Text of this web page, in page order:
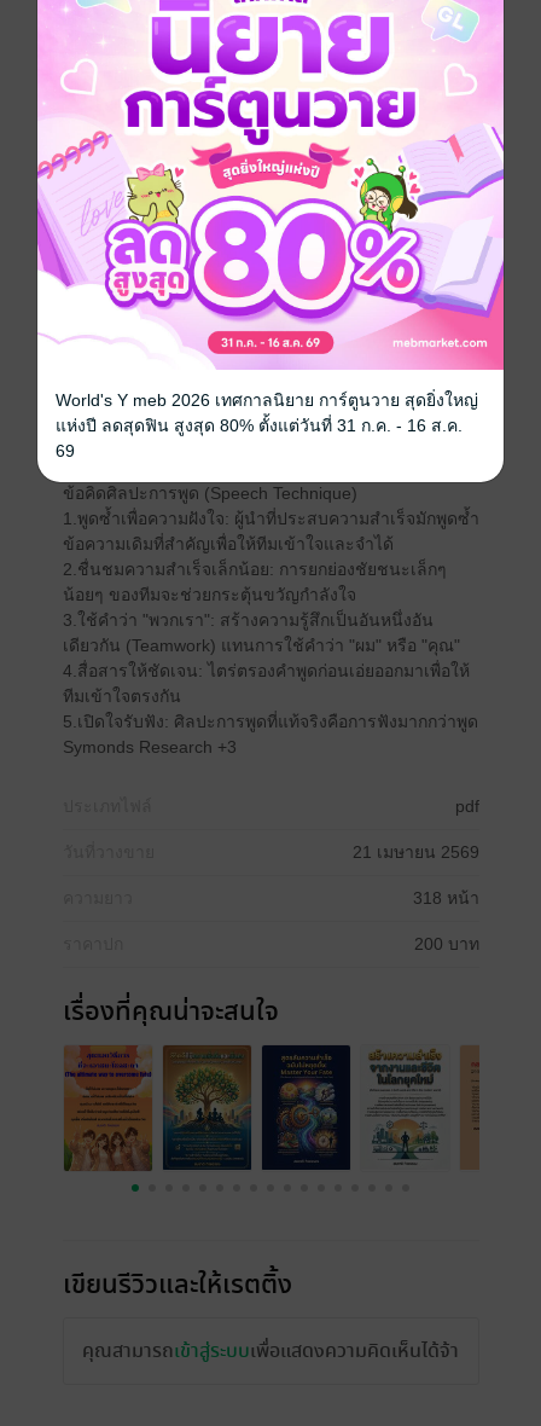
คำนิยมโดยอ.ทินวัฒน์ มฤคพิทักษ์และรศ. สุขุม นวลสกุล
โปรยรองปก
คำคมข้อคิดศิลปะการพูดสำหรับผู้นำ
สร้างวิสัยทัศน์และพลังใจ: “ภาวะผู้นำคือความสามารถใน
การเปลี่ยนวิสัยทัศน์ให้กลายเป็นความจริง” — วอร์เรน
เบนนิส
สร้างทีม: “อย่าบอกคนอื่นว่าควรทำอย่างไร แต่จงบอกพวก
เขาว่าควรทำอะไร แล้วปล่อยให้พวกเขาทำให้คุณ
ประหลาดใจ” — จอร์จ เอส. แพตตัน
การฟังและทำความเข้าใจ: “สิ่งสำคัญที่สุดในการสื่อสาร
คือการฟังในสิ่งที่ไม่ได้พูด” — ปีเตอร์ ดรักเกอร์
การให้กำลังใจ: “ผู้นำต้องสร้างความหวัง แม้ในวันที่ทุก
อย่างดูหมดหวัง”
การพัฒนาคน: “ก่อนที่คุณจะเป็นผู้นำ ความสำเร็จทั้งหมด
ขึ้นอยู่กับการพัฒนาตนเอง เมื่อคุณเป็นผู้นำแล้ว ความ
สำเร็จทั้งหมดขึ้นอยู่กับการพัฒนาผู้อื่น” — แจ็ค เวลช์
ความจริงใจ: “สิ่งที่คุณทำ มีผลยิ่งใหญ่มากกว่าสิ่งที่คุณพูด”
— สตีเฟน โควีย์
ข้อคิดศิลปะการพูด (Speech Technique)
1.พูดซ้ำเพื่อความฝังใจ: ผู้นำที่ประสบความสำเร็จมักพูดซ้ำ
ข้อความเดิมที่สำคัญเพื่อให้ทีมเข้าใจและจำได้
2.ชื่นชมความสำเร็จเล็กน้อย: การยกย่องชัยชนะเล็กๆ
น้อยๆ ของทีมจะช่วยกระตุ้นขวัญกำลังใจ
3.ใช้คำว่า "พวกเรา": สร้างความรู้สึกเป็นอันหนึ่งอัน
เดียวกัน (Teamwork) แทนการใช้คำว่า "ผม" หรือ "คุณ"
4.สื่อสารให้ชัดเจน: ไตร่ตรองคำพูดก่อนเอ่ยออกมาเพื่อให้
ทีมเข้าใจตรงกัน
5.เปิดใจรับฟัง: ศิลปะการพูดที่แท้จริงคือการฟังมากกว่าพูด
Symonds Research +3
pdf
21 เมษายน 2569
318 หน้า
200 บาท
เรื่องที่คุณน่าจะสนใจ
เขียนรีวิวและให้เรตติ้ง
คุณสามารถเข้าสู่ระบบเพื่อแสดงความคิดเห็นได้จ้า
World's Y meb 2026 เทศกาลนิยาย การ์ตูนวาย สุดยิ่งใหญ่
แห่งปี ลดสุดฟิน สูงสุด 80% ตั้งแต่วันที่ 31 ก.ค. - 16 ส.ค.
69